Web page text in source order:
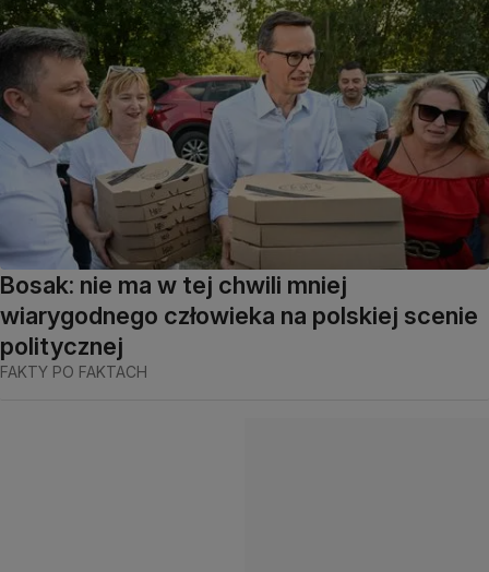
Bosak: nie ma w tej chwili mniej
wiarygodnego człowieka na polskiej scenie
politycznej
FAKTY PO FAKTACH